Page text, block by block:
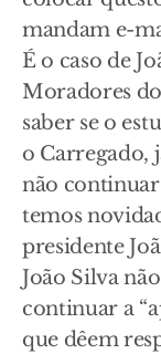
mandam e-
É o caso de
Moradores
saber se o
o Carregado,
não continuar
temos
presidente
João Silva
continuar a
que dêem